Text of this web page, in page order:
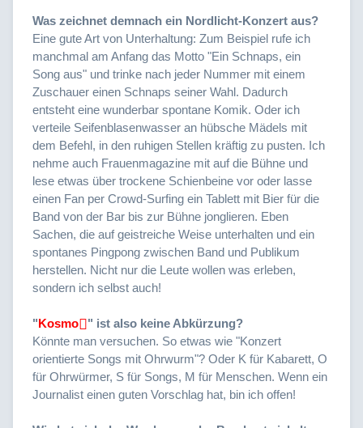
Was zeichnet demnach ein Nordlicht-Konzert aus?
Eine gute Art von Unterhaltung: Zum Beispiel rufe ich
manchmal am Anfang das Motto "Ein Schnaps, ein
Song aus" und trinke nach jeder Nummer mit einem
Zuschauer einen Schnaps seiner Wahl. Dadurch
entsteht eine wunderbar spontane Komik. Oder ich
verteile Seifenblasenwasser an hübsche Mädels mit
dem Befehl, in den ruhigen Stellen kräftig zu pusten. Ich
nehme auch Frauenmagazine mit auf die Bühne und
lese etwas über trockene Schienbeine vor oder lasse
einen Fan per Crowd-Surfing ein Tablett mit Bier für die
Band von der Bar bis zur Bühne jonglieren. Eben
Sachen, die auf geistreiche Weise unterhalten und ein
spontanes Pingpong zwischen Band und Publikum
herstellen. Nicht nur die Leute wollen was erleben,
sondern ich selbst auch!
"Kosmo
" ist also keine Abkürzung?
Könnte man versuchen. So etwas wie "Konzert
orientierte Songs mit Ohrwurm"? Oder K für Kabarett, O
für Ohrwürmer, S für Songs, M für Menschen. Wenn ein
Journalist einen guten Vorschlag hat, bin ich offen!